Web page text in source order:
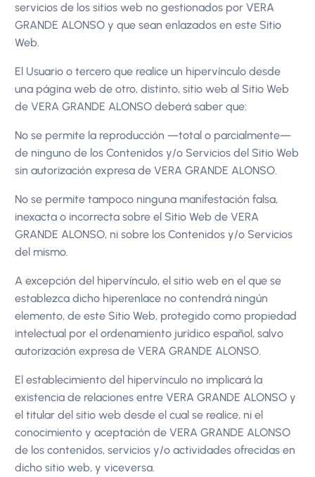
servicios de los sitios web no gestionados por VERA
GRANDE ALONSO y que sean enlazados en este Sitio
Web.
El Usuario o tercero que realice un hipervínculo desde
una página web de otro, distinto, sitio web al Sitio Web
de VERA GRANDE ALONSO deberá saber que:
No se permite la reproducción —total o parcialmente—
de ninguno de los Contenidos y/o Servicios del Sitio Web
sin autorización expresa de VERA GRANDE ALONSO.
No se permite tampoco ninguna manifestación falsa,
inexacta o incorrecta sobre el Sitio Web de VERA
GRANDE ALONSO, ni sobre los Contenidos y/o Servicios
del mismo.
A excepción del hipervínculo, el sitio web en el que se
establezca dicho hiperenlace no contendrá ningún
elemento, de este Sitio Web, protegido como propiedad
intelectual por el ordenamiento jurídico español, salvo
autorización expresa de VERA GRANDE ALONSO.
El establecimiento del hipervínculo no implicará la
existencia de relaciones entre VERA GRANDE ALONSO y
el titular del sitio web desde el cual se realice, ni el
conocimiento y aceptación de VERA GRANDE ALONSO
de los contenidos, servicios y/o actividades ofrecidas en
dicho sitio web, y viceversa.